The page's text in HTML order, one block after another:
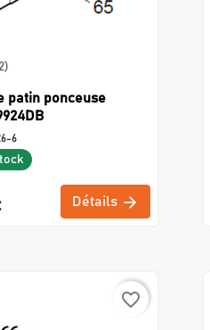
patin ponceuse
6
Détails
favorite_border